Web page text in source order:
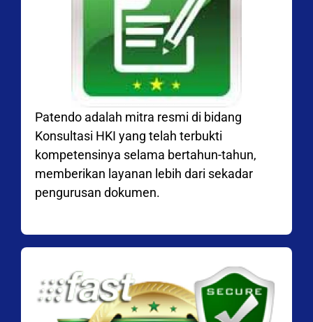
Patendo adalah mitra resmi di bidang
Konsultasi HKI yang telah terbukti
kompetensinya selama bertahun-tahun,
memberikan layanan lebih dari sekadar
pengurusan dokumen.